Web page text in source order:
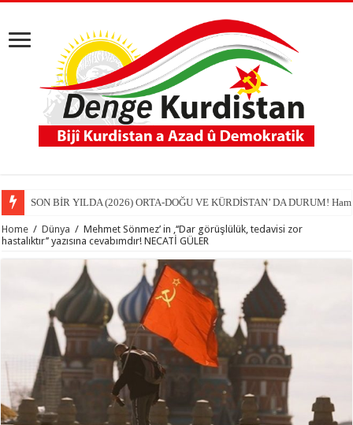
SON BİR YILDA (2026) ORTA-DOĞU VE KÜRDİSTAN’ DA DURUM!
Home / Dünya / Mehmet Sönmez’ in ‚‘‘Dar görüşlülük, tedavisi zor
hastalıktır’’ yazısına cevabımdır! NECATİ GÜLER